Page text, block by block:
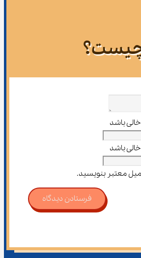
باشد
باشد
معتبر بنویسید.
فرستادن دیدگاه